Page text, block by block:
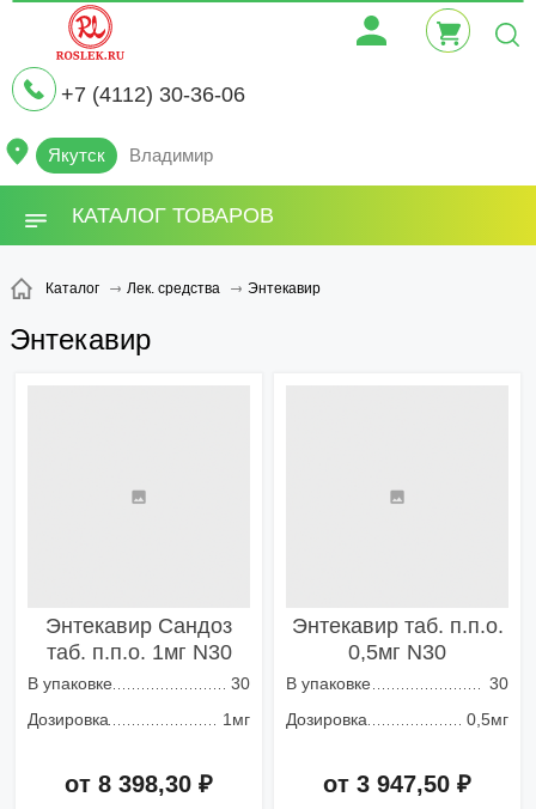
+7 (4112) 30-36-06
Якутск Владимир
КАТАЛОГ ТОВАРОВ
Каталог Лек. средства Энтекавир
Энтекавир
Энтекавир Сандоз
таб. п.п.о. 1мг N30
В упаковке
30
Дозировка
1мг
от 8 398,30 ₽
Энтекавир таб. п.п.о.
0,5мг N30
В упаковке
30
Дозировка
0,5мг
от 3 947,50 ₽